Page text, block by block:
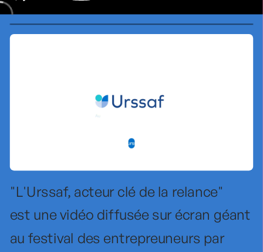
"L'Urssaf, acteur clé de la relance"
est une vidéo diffusée sur écran géant
au festival des entrepreuneurs par